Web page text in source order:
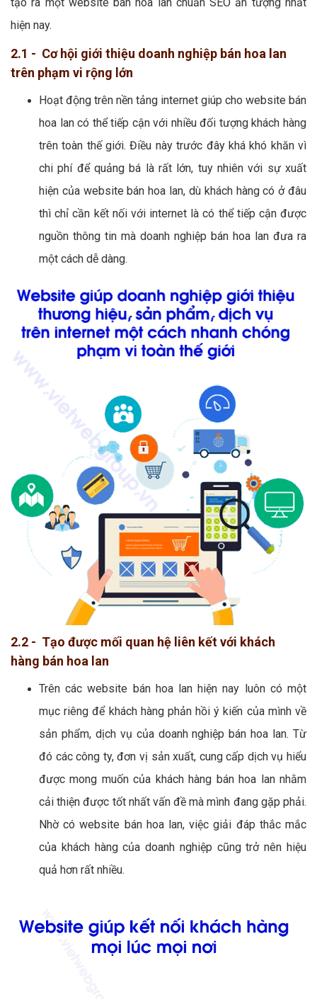
hiện nay.
2.1 - Cơ hội giới thiệu doanh nghiệp bán hoa lan
trên phạm vi rộng lớn
Hoạt động trên nền tảng internet giúp cho website bán
hoa lan có thể tiếp cận với nhiều đối tượng khách hàng
trên toàn thế giới. Điều này trước đây khá khó khăn vì
chi phí để quảng bá là rất lớn, tuy nhiên với sự xuất
hiện của website bán hoa lan, dù khách hàng có ở đâu
thì chỉ cần kết nối với internet là có thể tiếp cận được
nguồn thông tin mà doanh nghiệp bán hoa lan đưa ra
một cách dễ dàng.
2.2 - Tạo được mối quan hệ liên kết với khách
hàng bán hoa lan
Trên các website bán hoa lan hiện nay luôn có một
mục riêng để khách hàng phản hồi ý kiến của mình về
sản phẩm, dịch vụ của doanh nghiệp bán hoa lan. Từ
đó các công ty, đơn vị sản xuất, cung cấp dịch vụ hiểu
được mong muốn của khách hàng bán hoa lan nhằm
cải thiện được tốt nhất vấn đề mà mình đang gặp phải.
Nhờ có website bán hoa lan, việc giải đáp thắc mắc
của khách hàng của doanh nghiệp cũng trở nên hiệu
quả hơn rất nhiều.